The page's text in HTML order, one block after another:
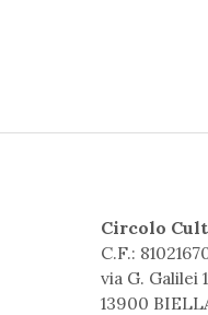
Circolo
C.F.:
via G. Galilei
13900